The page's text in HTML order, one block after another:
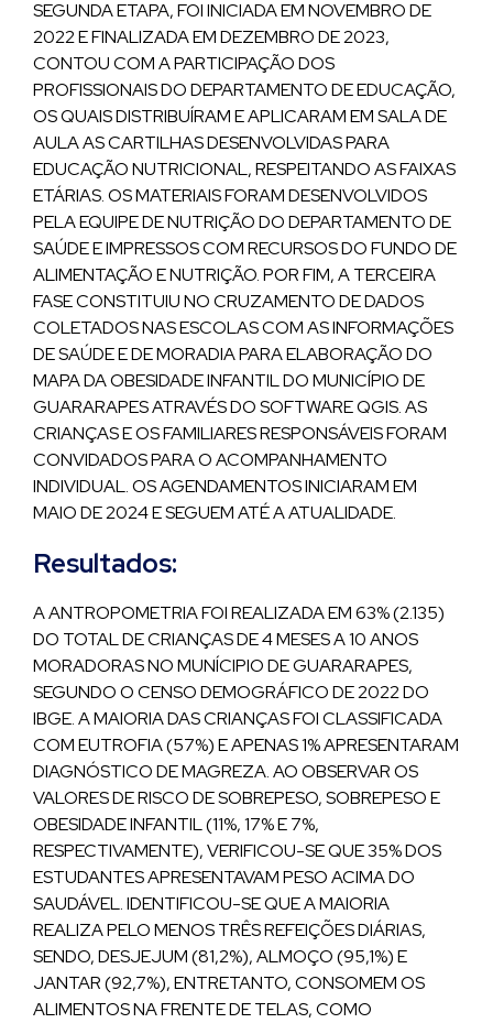
SEGUNDA ETAPA, FOI INICIADA EM NOVEMBRO DE
2022 E FINALIZADA EM DEZEMBRO DE 2023,
CONTOU COM A PARTICIPAÇÃO DOS
PROFISSIONAIS DO DEPARTAMENTO DE EDUCAÇÃO,
OS QUAIS DISTRIBUÍRAM E APLICARAM EM SALA DE
AULA AS CARTILHAS DESENVOLVIDAS PARA
EDUCAÇÃO NUTRICIONAL, RESPEITANDO AS FAIXAS
ETÁRIAS. OS MATERIAIS FORAM DESENVOLVIDOS
PELA EQUIPE DE NUTRIÇÃO DO DEPARTAMENTO DE
SAÚDE E IMPRESSOS COM RECURSOS DO FUNDO DE
ALIMENTAÇÃO E NUTRIÇÃO. POR FIM, A TERCEIRA
FASE CONSTITUIU NO CRUZAMENTO DE DADOS
COLETADOS NAS ESCOLAS COM AS INFORMAÇÕES
DE SAÚDE E DE MORADIA PARA ELABORAÇÃO DO
MAPA DA OBESIDADE INFANTIL DO MUNICÍPIO DE
GUARARAPES ATRAVÉS DO SOFTWARE QGIS. AS
CRIANÇAS E OS FAMILIARES RESPONSÁVEIS FORAM
CONVIDADOS PARA O ACOMPANHAMENTO
INDIVIDUAL. OS AGENDAMENTOS INICIARAM EM
MAIO DE 2024 E SEGUEM ATÉ A ATUALIDADE.
Resultados:
A ANTROPOMETRIA FOI REALIZADA EM 63% (2.135)
DO TOTAL DE CRIANÇAS DE 4 MESES A 10 ANOS
MORADORAS NO MUNÍCIPIO DE GUARARAPES,
SEGUNDO O CENSO DEMOGRÁFICO DE 2022 DO
IBGE. A MAIORIA DAS CRIANÇAS FOI CLASSIFICADA
COM EUTROFIA (57%) E APENAS 1% APRESENTARAM
DIAGNÓSTICO DE MAGREZA. AO OBSERVAR OS
VALORES DE RISCO DE SOBREPESO, SOBREPESO E
OBESIDADE INFANTIL (11%, 17% E 7%,
RESPECTIVAMENTE), VERIFICOU-SE QUE 35% DOS
ESTUDANTES APRESENTAVAM PESO ACIMA DO
SAUDÁVEL. IDENTIFICOU-SE QUE A MAIORIA
REALIZA PELO MENOS TRÊS REFEIÇÕES DIÁRIAS,
SENDO, DESJEJUM (81,2%), ALMOÇO (95,1%) E
JANTAR (92,7%), ENTRETANTO, CONSOMEM OS
ALIMENTOS NA FRENTE DE TELAS, COMO